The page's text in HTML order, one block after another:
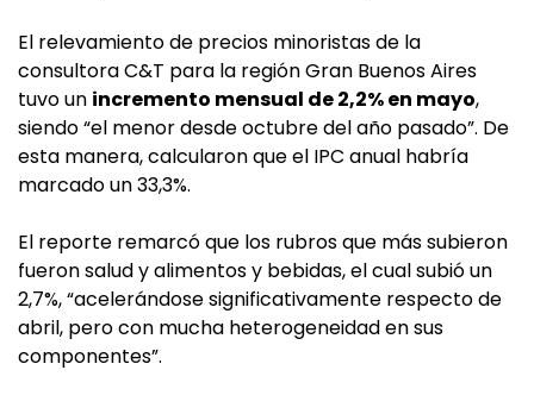
El relevamiento de precios minoristas de la
consultora C&T para la región Gran Buenos Aires
tuvo un incremento mensual de 2,2% en mayo,
siendo “el menor desde octubre del año pasado”. De
esta manera, calcularon que el IPC anual habría
marcado un 33,3%.
El reporte remarcó que los rubros que más subieron
fueron salud y alimentos y bebidas, el cual subió un
2,7%, “acelerándose significativamente respecto de
abril, pero con mucha heterogeneidad en sus
componentes”.